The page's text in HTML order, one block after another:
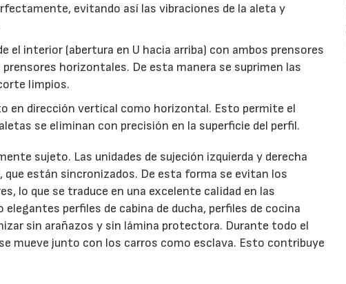
evitando así las vibraciones de la aleta y
el interior (abertura en U hacia arriba) con ambos prensores
horizontales. De esta manera se suprimen las
limpios.
en dirección vertical como horizontal. Esto permite el
se eliminan con precisión en la superficie del perfil.
sujeto. Las unidades de sujeción izquierda y derecha
están sincronizados. De esta forma se evitan los
lo que se traduce en una excelente calidad en las
perfiles de cabina de ducha, perfiles de cocina
sin arañazos y sin lámina protectora. Durante todo el
mueve junto con los carros como esclava. Esto contribuye